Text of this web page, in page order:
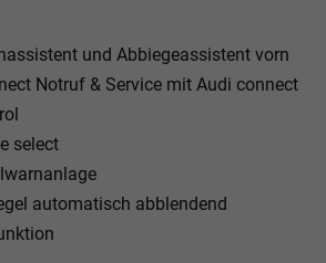
und Abbiegeassistent vorn
Notruf & Service mit Audi connect
select
automatisch abblendend